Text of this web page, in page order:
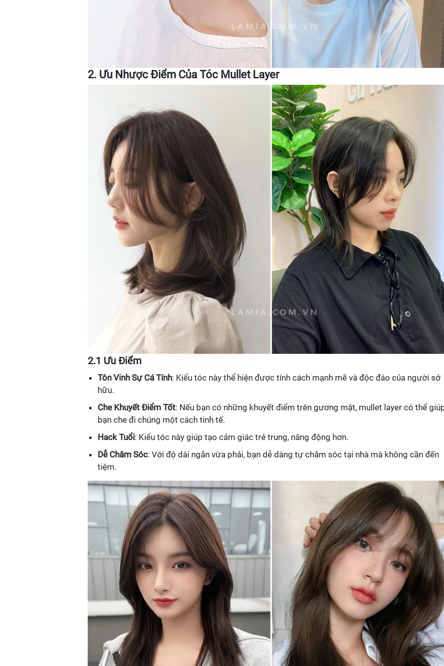
2. Ưu Nhược Điểm Của Tóc Mullet Layer
2.1 Ưu Điểm
Tôn Vinh Sự Cá Tính: Kiểu tóc này thể hiện được tính cách mạnh mẽ và độc đáo của người sở
hữu.
Che Khuyết Điểm Tốt: Nếu bạn có những khuyết điểm trên gương mặt, mullet layer có thể
bạn che đi chúng một cách tinh tế.
Hack Tuổi: Kiểu tóc này giúp tạo cảm giác trẻ trung, năng động hơn.
Dễ Chăm Sóc: Với độ dài ngắn vừa phải, bạn dễ dàng tự chăm sóc tại nhà mà không cần đến
tiệm.